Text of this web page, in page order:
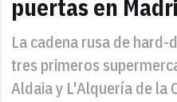
puertas en
La cadena rusa de
tres primeros
Aldaia y L'Alquería de la